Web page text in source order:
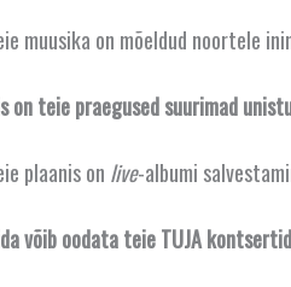
muusika on mõeldud noortele
on teie praegused suurimad
plaanis on live-albumi
võib oodata teie TUJA